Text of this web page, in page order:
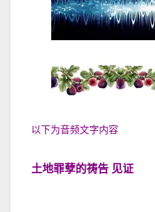
以下为音频文字内容
土地罪孽的祷告 见证